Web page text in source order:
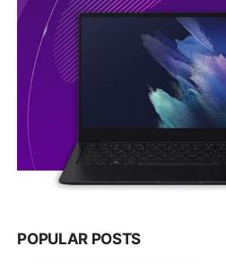
POPULAR POSTS